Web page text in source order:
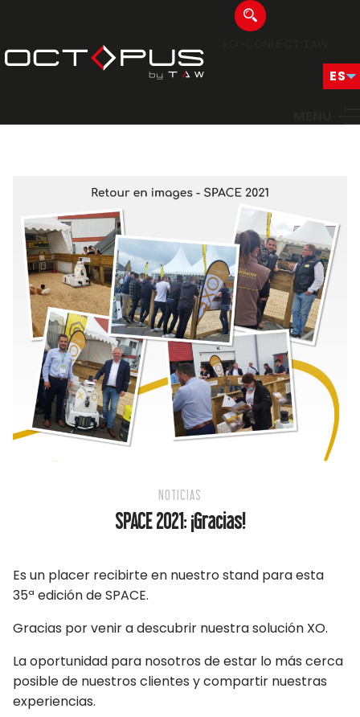
NOTICIAS
SPACE 2021: ¡Gracias!
Es un placer recibirte en nuestro stand para esta
35ª edición de SPACE.
Gracias por venir a descubrir nuestra solución XO.
La oportunidad para nosotros de estar lo más cerca
posible de nuestros clientes y compartir nuestras
experiencias.